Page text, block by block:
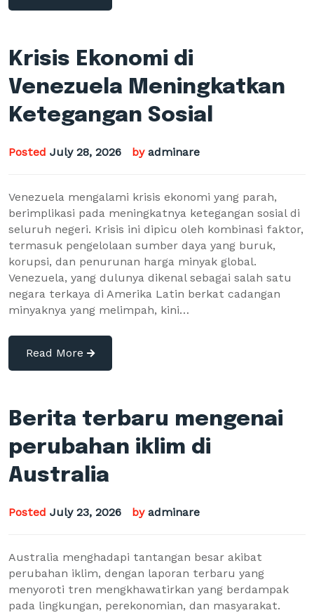
Krisis Ekonomi di
Venezuela Meningkatkan
Ketegangan Sosial
Posted July 28, 2026 by adminare
Venezuela mengalami krisis ekonomi yang parah,
berimplikasi pada meningkatnya ketegangan sosial di
seluruh negeri. Krisis ini dipicu oleh kombinasi faktor,
termasuk pengelolaan sumber daya yang buruk,
korupsi, dan penurunan harga minyak global.
Venezuela, yang dulunya dikenal sebagai salah satu
negara terkaya di Amerika Latin berkat cadangan
minyaknya yang melimpah, kini…
Read More
Berita terbaru mengenai
perubahan iklim di
Australia
Posted July 23, 2026 by adminare
Australia menghadapi tantangan besar akibat
perubahan iklim, dengan laporan terbaru yang
menyoroti tren mengkhawatirkan yang berdampak
pada lingkungan, perekonomian, dan masyarakat.